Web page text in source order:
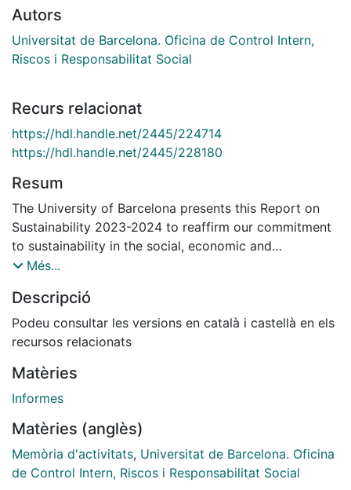
Autors
Universitat de Barcelona. Oficina de Control Intern,
Riscos i Responsabilitat Social
Recurs relacionat
https://hdl.handle.net/2445/224714
https://hdl.handle.net/2445/228180
Resum
The University of Barcelona presents this Report on
Sustainability 2023-2024 to reaffirm our commitment
to sustainability in the social, economic and
environmental areas. Indeed, the document gives an
university community towards the achievement of the
SDGs, reflecting our service to society and the
continuation of our many years of hard work in the
Més...
Descripció
Podeu consultar les versions en català i castellà en els
recursos relacionats
Matèries
Informes
Matèries (anglès)
Memòria d'activitats, Universitat de Barcelona. Oficina
de Control Intern, Riscos i Responsabilitat Social